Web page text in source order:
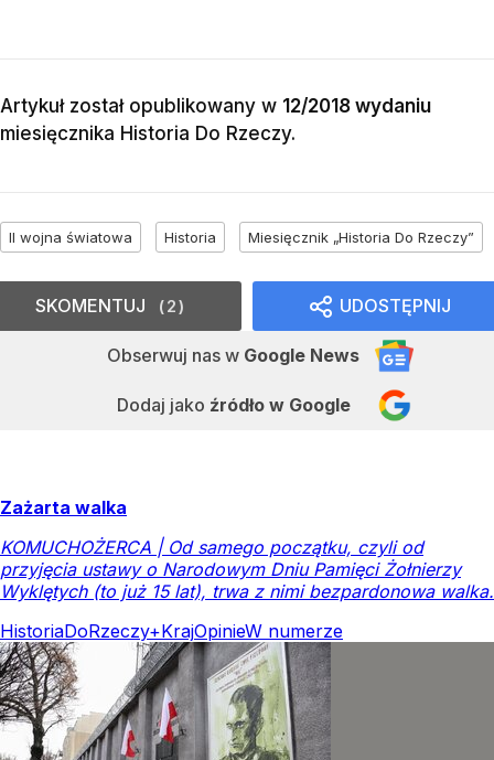
Artykuł został opublikowany w 12/2018 wydaniu
miesięcznika Historia Do Rzeczy.
II wojna światowa Historia Miesięcznik „Historia Do Rzeczy”
UDOSTĘPNIJ
Obserwuj nas w Google News
Dodaj jako źródło w Google
SKOMENTUJ 2
Zażarta walka
KOMUCHOŻERCA | Od samego początku, czyli od
przyjęcia ustawy o Narodowym Dniu Pamięci Żołnierzy
Wyklętych (to już 15 lat), trwa z nimi bezpardonowa walka.
HistoriaDoRzeczy+KrajOpinieW numerze